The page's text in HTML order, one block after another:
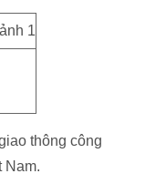
thông công
Nam.